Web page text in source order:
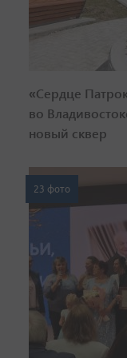
«Сердце
во
новый сквер
23 фото